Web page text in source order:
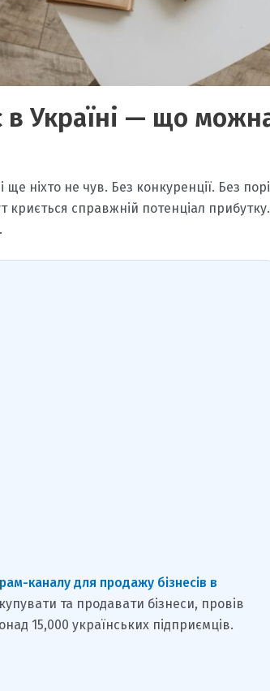
в Україні — що
ще ніхто не чув. Без конкуренції. Без
справжній потенціал
каналу для продажу бізнесів в
та продавати бізнеси, провів
15,000 українських підприємців.